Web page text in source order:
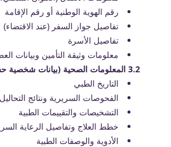
رقم الهوية الوطنية أو رقم الإقامة
تفاصيل جواز السفر (عند الاقتضاء)
تفاصيل الأسرة
معلومات وثيقة التأمين وبيانات
3.2 المعلومات الصحية (بيانات شخصية حساسة)
التاريخ الطبي
الفحوصات السريرية ونتائج التحاليل
التشخيصات والتقييمات الطبية
خطط العلاج وتفاصيل الرعاية
الأدوية والوصفات الطبية